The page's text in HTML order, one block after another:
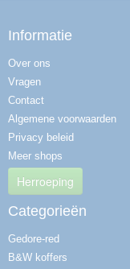
Informatie
Over ons
Vragen
Contact
Algemene voorwaarden
Privacy beleid
Meer shops
Herroeping
Categorieën
Gedore-red
B&W koffers